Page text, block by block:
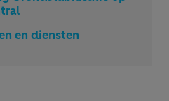
en diensten